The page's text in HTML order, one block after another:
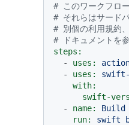
# このワークフロ
# それらはサード
# 別個の利用規約
# ドキュメントを
steps:
-
uses:
-
uses:
swift-
with:
swift-
-
name:
Build
run:
swift